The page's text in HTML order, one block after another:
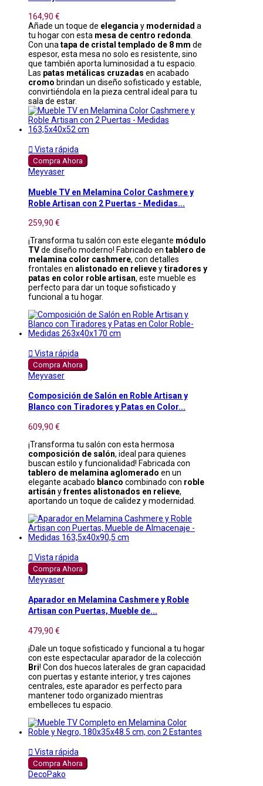
164,90 €
Añade un toque de eleganciay modernidad a
tu hogar con esta mesa de centro redonda.
Con unatapa de cristal templado de 8 mm de
espesor, esta mesa no solo es resistente, sino
que también aporta luminosidad a tu espacio.
Las patas metálicas cruzadas en acabado
cromo brindan un diseño sofisticado y estable,
convirtiéndola en la pieza central ideal para tu
sala de estar.
 Vista rápida
Compra Ahora
Meyvaser
Mueble TV en Melamina Color Cashmere y
Roble Artisan con 2 Puertas - Medidas...
259,90 €
¡Transforma tu salón con este elegante módulo
TVde diseño moderno! Fabricado en tablero de
melamina color cashmere, con detalles
frontales en alistonado en relieveytiradores y
patas en color roble artisan, este mueble es
perfecto para dar un toque sofisticado y
funcional a tu hogar.
 Vista rápida
Compra Ahora
Meyvaser
Composición de Salón en Roble Artisan y
Blanco con Tiradores y Patas en Color...
609,90 €
¡Transforma tu salón con esta hermosa
composición de salón, ideal para quienes
buscan estilo y funcionalidad! Fabricada con
tablero de melamina aglomerado en un
elegante acabado blanco combinado con roble
artisán yfrentes alistonados en relieve,
aportando un toque de calidez y modernidad.
 Vista rápida
Compra Ahora
Meyvaser
Aparador en Melamina Cashmere y Roble
Artisan con Puertas, Mueble de...
479,90 €
¡Dale un toque sofisticado y funcional a tu hogar
con este espectacular aparador de la colección
Bri! Con dos huecos laterales de gran capacidad
con puertas y estante interior, y tres cajones
centrales, este aparador es perfecto para
mantener todo organizado mientras
embelleces tu espacio.
 Vista rápida
Compra Ahora
DecoPako